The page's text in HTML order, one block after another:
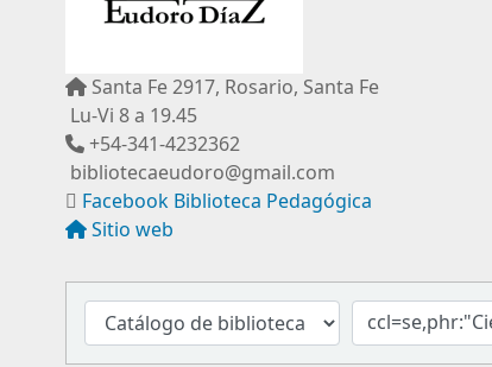
Santa Fe 2917, Rosario, Santa Fe
Lu-Vi 8 a 19.45
+54-341-4232362
bibliotecaeudoro@gmail.com
Facebook Biblioteca Pedagógica
Sitio web